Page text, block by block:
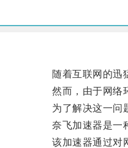
随着互联网的迅猛
然而，由于网络环
为了解决这一问题
奈飞加速器是一种
该加速器通过对网